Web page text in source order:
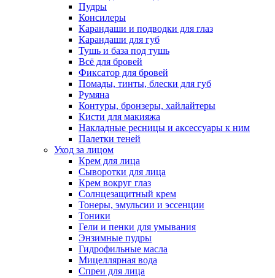
Пудры
Консилеры
Карандаши и подводки для глаз
Карандаши для губ
Тушь и база под тушь
Всё для бровей
Фиксатор для бровей
Помады, тинты, блески для губ
Румяна
Контуры, бронзеры, хайлайтеры
Кисти для макияжа
Накладные ресницы и аксессуары к ним
Палетки теней
Уход за лицом
Крем для лица
Сыворотки для лица
Крем вокруг глаз
Солнцезащитный крем
Тонеры, эмульсии и эссенции
Тоники
Гели и пенки для умывания
Энзимные пудры
Гидрофильные масла
Мицеллярная вода
Спреи для лица